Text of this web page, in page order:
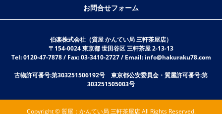
お問合せフォーム
伯楽株式会社（質屋 かんてい局 三軒茶屋店）
〒154-0024 東京都 世田谷区 三軒茶屋 2-13-13
Tel: 0120-47-7878 / Fax: 03-3410-2727 / Email: info@hakuraku78.com
古物許可番号:第303251506192号 東京都公安委員会・質屋許可番号:第
303251505003号
Copyright © 質屋：かんてい局 三軒茶屋店 All Rights Reserved.